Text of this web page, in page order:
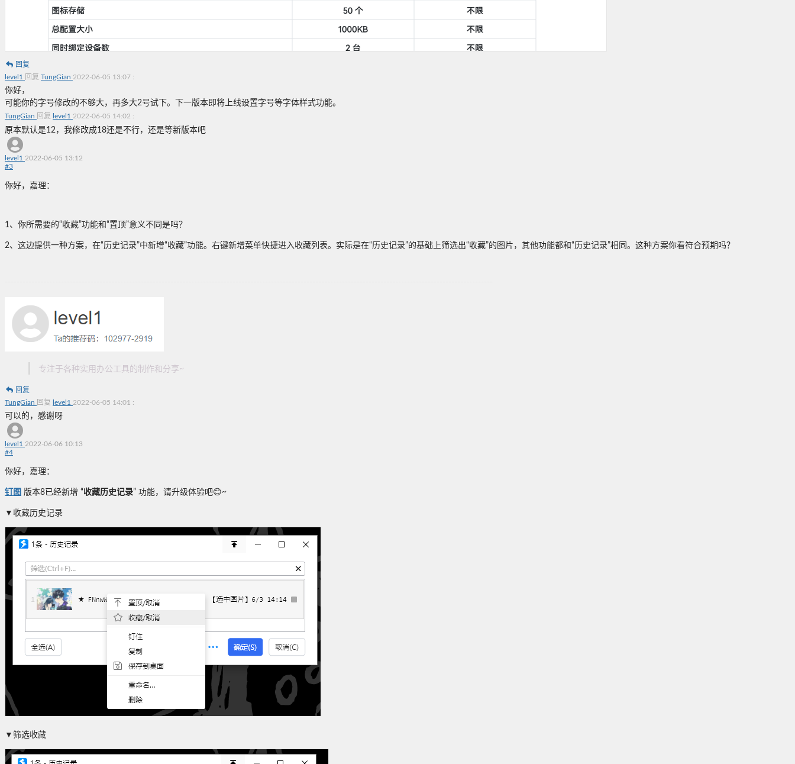
回复
level1
回复 TungGian 2022-06-05 13:07 :
你好，
可能你的字号修改的不够大，再多大2号试下。下一版本即将上线设置字号等字体样式功能。
TungGian 回复 level1 2022-06-05 14:02 :
原本默认是12，我修改成18还是不行，还是等新版本吧
level1 2022-06-05 13:12
#3
你好，嘉理：
1、你所需要的“收藏”功能和“置顶”意义不同是吗？
2、这边提供一种方案，在“历史记录”中新增“收藏”功能。右键新增菜单快捷进入收藏列表。实际是在“历史记录”的基础上筛选出“收藏”的图片，其他功能都和“历史记录”相同。这种方案你看符合预期吗？
专注于各种实用办公工具的制作和分享~
回复
TungGian 回复 level1 2022-06-05 14:01 :
可以的，感谢呀
level1 2022-06-06 10:13
#4
你好，嘉理：
钉图 版本8已经新增 “收藏历史记录” 功能，请升级体验吧😊~
▼收藏历史记录
▼筛选收藏